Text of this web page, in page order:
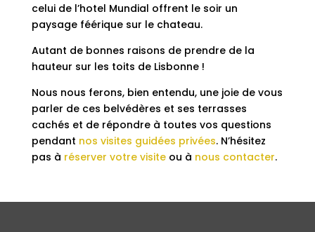
celui de l’hotel Mundial offrent le soir un
paysage féérique sur le chateau.
Autant de bonnes raisons de prendre de la
hauteur sur les toits de Lisbonne !
Nous nous ferons, bien entendu, une joie de vous
parler de ces belvédères et ses terrasses
cachés et de répondre à toutes vos questions
pendant nos visites guidées privées. N’hésitez
pas à réserver votre visiteou à nous contacter.